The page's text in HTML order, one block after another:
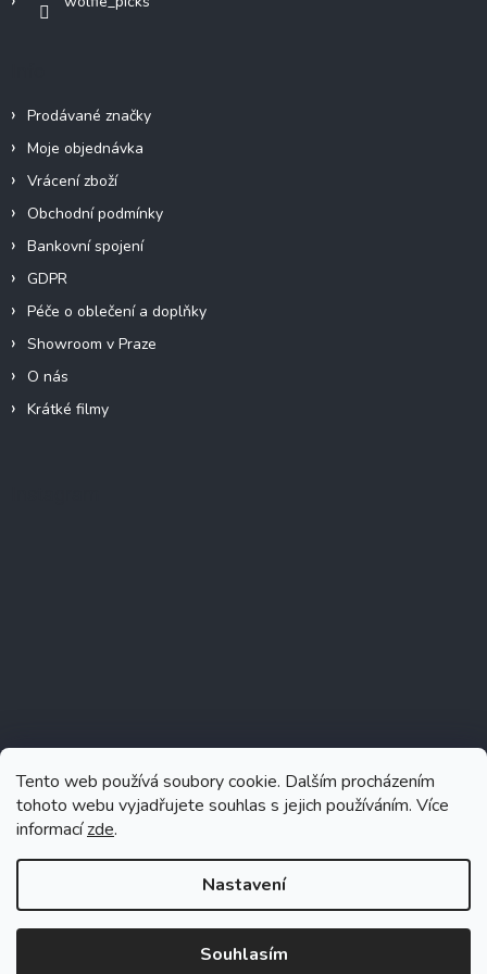
Tento web používá soubory cookie. Dalším procházením
tohoto webu vyjadřujete souhlas s jejich používáním. Více
informacízde.
Nastavení
Souhlasím
Prodávané značky
Moje objednávka
Vrácení zboží
Obchodní podmínky
Bankovní spojení
GDPR
Péče o oblečení a doplňky
Showroom v Praze
O nás
Krátké filmy
Sledovat na Instagramu
Vytvořil Shoptet